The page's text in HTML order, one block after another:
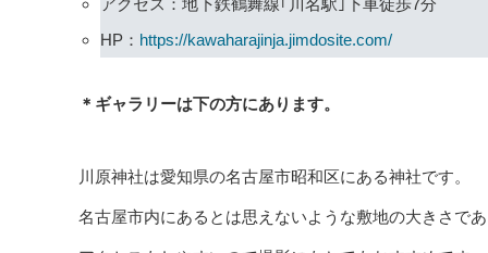
HP： https://kawaharajinja.jimdosite.com/
＊ギャラリーは下の方にあります。
川原神社は愛知県の名古屋市昭和区にある神社です。
名古屋市内にあるとは思えないような敷地の大きさで